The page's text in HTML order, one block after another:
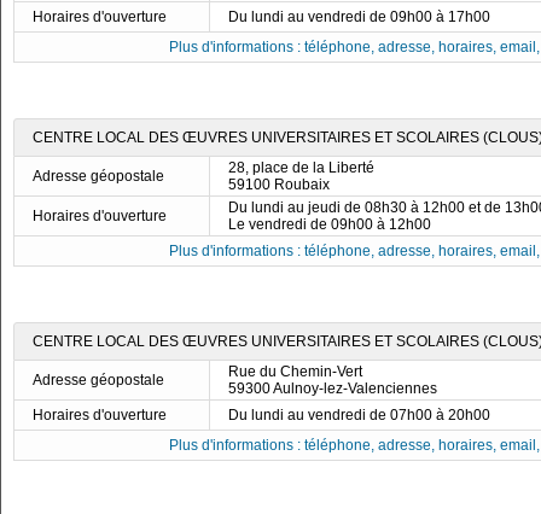
Horaires d'ouverture
Du lundi au vendredi de 09h00 à 17h00
Plus d'informations : téléphone, adresse, horaires,
CENTRE LOCAL DES ŒUVRES UNIVERSITAIRES ET SCOLAIRES
Adresse géopostale
28, place de la Liberté
59100 Roubaix
Horaires d'ouverture
Du lundi au jeudi de 08h30 à 12h00 et de
Le vendredi de 09h00 à 12h00
Plus d'informations : téléphone, adresse, horaires,
CENTRE LOCAL DES ŒUVRES UNIVERSITAIRES ET SCOLAIRES
Adresse géopostale
Rue du Chemin-Vert
59300 Aulnoy-lez-Valenciennes
Horaires d'ouverture
Du lundi au vendredi de 07h00 à 20h00
Plus d'informations : téléphone, adresse, horaires,